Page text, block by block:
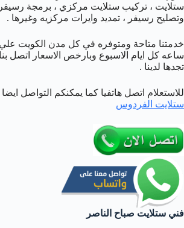
ستلايت ، تركيب ستلايت مركزي ، برمجة رسيفر
وتصليح رسيفر ، تمديد وايرات مركزيه وغيرها .
ساعه كل ايام الاسبوع وبارخص الاسعار اتصل
تجدها لدينا .
للاستعلام اتصل هاتفيا كما يمكنكم التواصل
ستلايت الفردوس
فني ستلايت صباح الناصر